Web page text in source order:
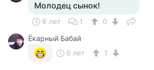
Молодец сынок!
6 лет 1
0
Ёкарный Бабай
6 лет
1